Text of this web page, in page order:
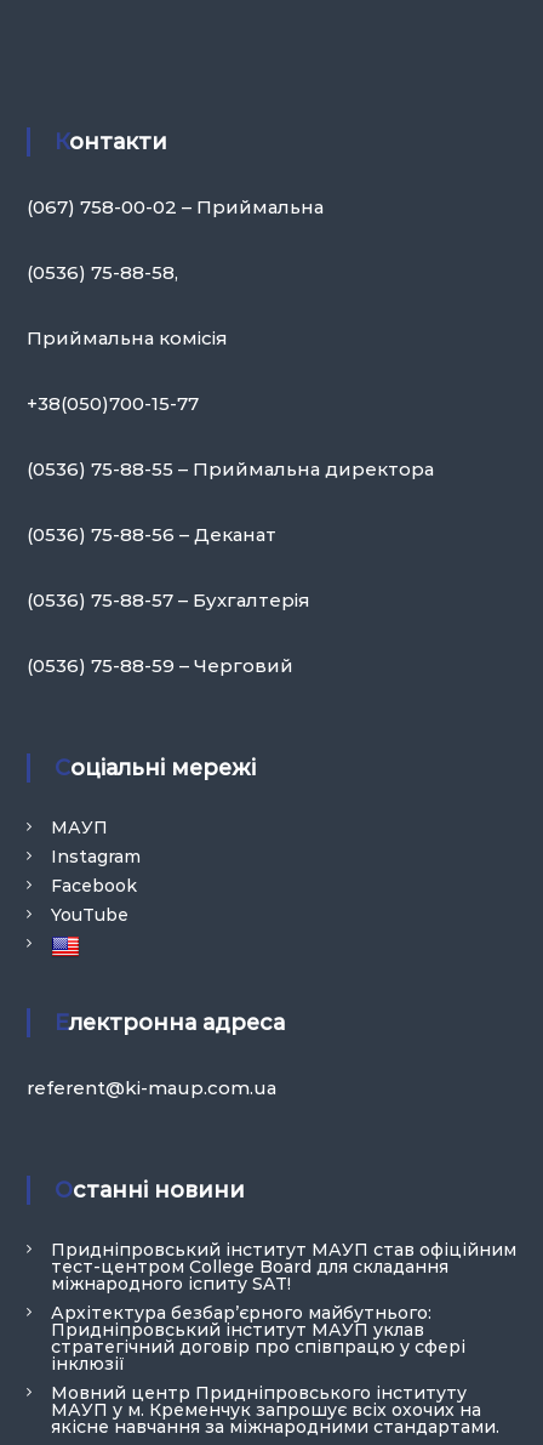
Контакти
(067) 758-00-02 – Приймальна
(0536) 75-88-58,
Приймальна комісія
+38(050)700-15-77
(0536) 75-88-55 – Приймальна директора
(0536) 75-88-56 – Деканат
(0536) 75-88-57 – Бухгалтерія
(0536) 75-88-59 – Черговий
Соціальні мережі
МАУП
Instagram
Facebook
YouTube
Електронна адреса
referent@ki-maup.com.ua
Останні новини
Придніпровський інститут МАУП став офіційним
тест-центром College Board для складання
міжнародного іспиту SAT!
Архітектура безбар’єрного майбутнього:
Придніпровський інститут МАУП уклав
стратегічний договір про співпрацю у сфері
інклюзії
Мовний центр Придніпровського інституту
МАУП у м. Кременчук запрошує всіх охочих на
якісне навчання за міжнародними стандартами.